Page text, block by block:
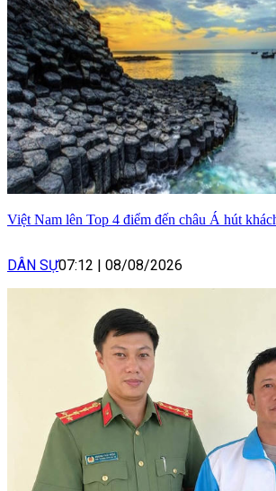
Việt Nam lên Top 4 điểm đến châu Á hút
DÂN SỰ07:12 08/08/2026